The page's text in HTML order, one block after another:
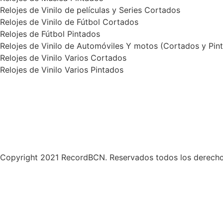
Relojes de Vinilo de películas y Series Cortados
Relojes de Vinilo de Fútbol Cortados
Relojes de Fútbol Pintados
Relojes de Vinilo de Automóviles Y motos (Cortados y
Relojes de Vinilo Varios Cortados
Relojes de Vinilo Varios Pintados
Copyright 2021 RecordBCN. Reservados todos los